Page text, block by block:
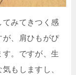
てみてきつく感
が、肩ひもがぴ
す。ですが、生
もしますし、